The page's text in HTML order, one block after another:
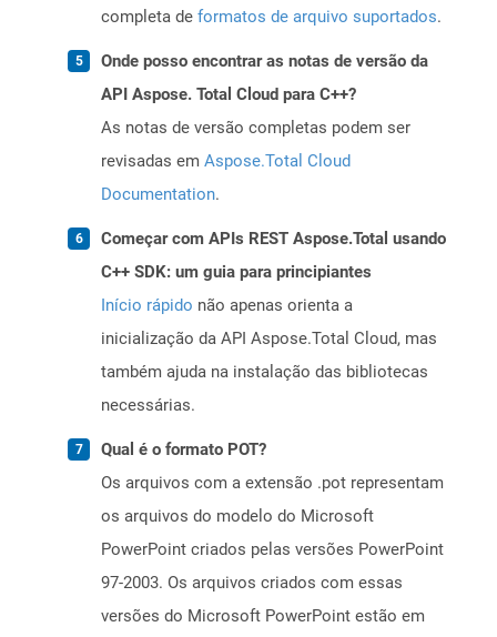
completa de formatos de arquivo suportados.
Onde posso encontrar as notas de versão da
API Aspose. Total Cloud para C++?
As notas de versão completas podem ser
revisadas em Aspose.Total Cloud
Documentation.
Começar com APIs REST Aspose.Total usando
C++ SDK: um guia para principiantes
Início rápido não apenas orienta a
inicialização da API Aspose.Total Cloud, mas
também ajuda na instalação das bibliotecas
necessárias.
Qual é o formato POT?
Os arquivos com a extensão .pot representam
os arquivos do modelo do Microsoft
PowerPoint criados pelas versões PowerPoint
97-2003. Os arquivos criados com essas
versões do Microsoft PowerPoint estão em